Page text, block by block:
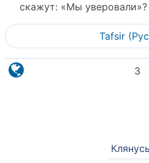
скажут: «Мы уверовали»?
Tafsir
3